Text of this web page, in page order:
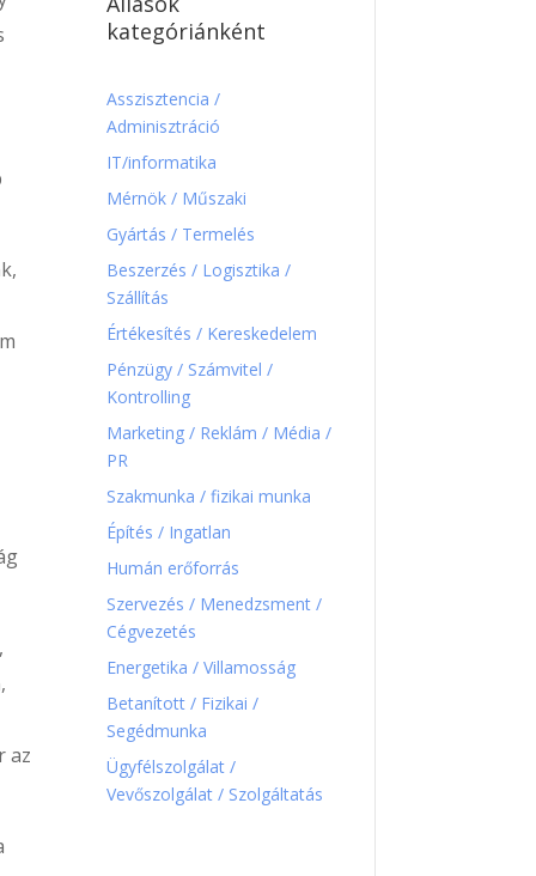
az
kategóriánként
Asszisztencia /
Adminisztráció
IT/informatika
Mérnök / Műszaki
Gyártás / Termelés
Beszerzés / Logisztika /
Szállítás
Értékesítés / Kereskedelem
Pénzügy / Számvitel /
Kontrolling
Marketing / Reklám / Média /
PR
Szakmunka / fizikai munka
Építés / Ingatlan
Humán erőforrás
Szervezés / Menedzsment /
Cégvezetés
Energetika / Villamosság
Betanított / Fizikai /
Segédmunka
Ügyfélszolgálat /
Vevőszolgálat / Szolgáltatás